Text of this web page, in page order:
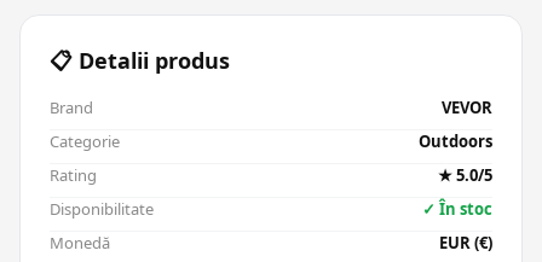
📋 Detalii produs
Brand
VEVOR
Categorie
Outdoors
Rating
★ 5.0/5
Disponibilitate
✓ În stoc
Monedă
EUR (€)